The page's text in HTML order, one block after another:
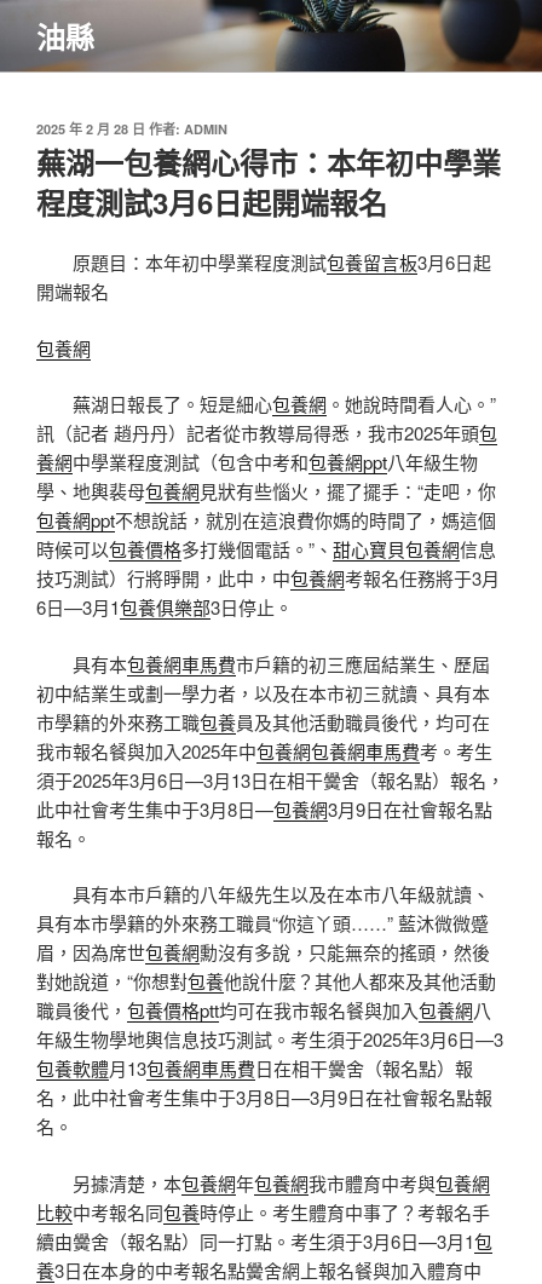
主
油縣
發
佈
於
2025 年 2 月 28 日 作者: ADMIN
蕪湖一包養網心得市：本年初中學業
程度測試3月6日起開端報名
原題目：本年初中學業程度測試包養留言板3月6日起
開端報名
包養網
蕪湖日報長了。短是細心包養網 。她說時間看人心。”
訊（記者 趙丹丹）記者從市教導局得悉，我市2025年頭包
養網中學業程度測試（包含中考和包養網ppt八年級生物
學、地輿裴母包養網見狀有些惱火，擺了擺手：“走吧，你
包養網ppt不想說話，就別在這浪費你媽的時間了，媽這個
時候可以包養價格多打幾個電話。”、 甜心寶貝包養網信息
技巧測試）行將睜開，此中，中包養網考報名任務將于3月
6日—3月1包養俱樂部3日停止。
具有本包養網車馬費市戶籍的初三應屆結業生、歷屆
初中結業生或劃一學力者，以及在本市初三就讀、具有本
市學籍的外來務工職包養員及其他活動職員後代，均可在
我市報名餐與加入2025年中包養網包養網車馬費考。考生
須于2025年3月6日—3月13日在相干黌舍（報名點）報名，
此中社會考生集中于3月8日—包養網3月9日在社會報名點
報名。
具有本市戶籍的八年級先生以及在本市八年級就讀、
具有本市學籍的外來務工職員“你這丫頭……” 藍沐微微蹙
眉，因為席世包養網勳沒有多說，只能無奈的搖頭，然後
對她說道，“你想對包養他說什麼？其他人都來及其他活動
職員後代， 包養價格ptt均可在我市報名餐與加入包養網八
年級生物學地輿信息技巧測試。考生須于2025年3月6日—3
包養軟體月13包養網車馬費日在相干黌舍（報名點）報
名，此中社會考生集中于3月8日—3月9日在社會報名點報
名。
另據清楚，本包養網年包養網我市體育中考與包養網
比較中考報名同包養時停止。考生體育中事了？考報名手
續由黌舍（報名點）同一打點。考生須于3月6日—3月1包
養3日在本身的中考報名點黌舍網上報名餐與加入體育中